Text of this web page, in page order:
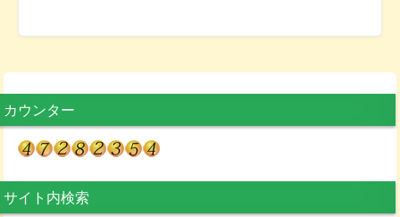
カウンター
サイト内検索